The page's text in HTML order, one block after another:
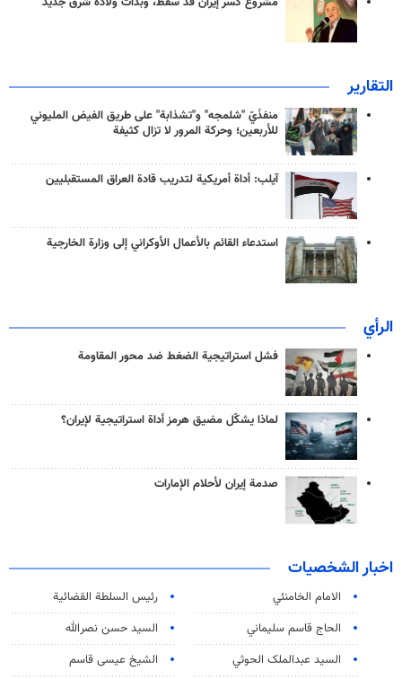
التقارير
منفذَيّ "شلمجه" و"تشذابة" على طريق الفيض المليوني
للأربعين؛ وحركة المرور لا تزال كثيفة
آيلب: أداة أمريكية لتدريب قادة العراق المستقبليين
استدعاء القائم بالأعمال الأوكراني إلى وزارة الخارجية
الرأي
فشل استراتيجية الضغط ضد محور المقاومة
لماذا يشكّل مضيق هرمز أداة استراتيجية لإيران؟
صدمة إيران لأحلام الإمارات
اخبار الشخصيات
الامام الخامنئي
رئیس السلطة القضائیة
الحاج قاسم سليماني
السيد حسن نصرالله
السید عبدالملک الحوثي
الشيخ عيسى قاسم